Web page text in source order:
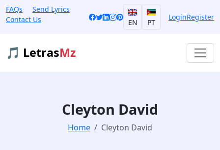
FAQs
Send Lyrics
Contact Us
EN PT
LoginRegister
🎵 LetrasMz
Cleyton David
Home Cleyton David